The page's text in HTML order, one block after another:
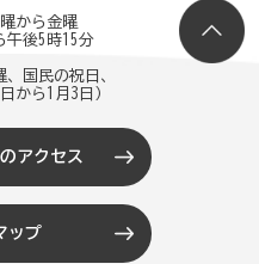
から金曜
午後5時15分
国民の祝日、
から1月3日）
アクセス
ップ